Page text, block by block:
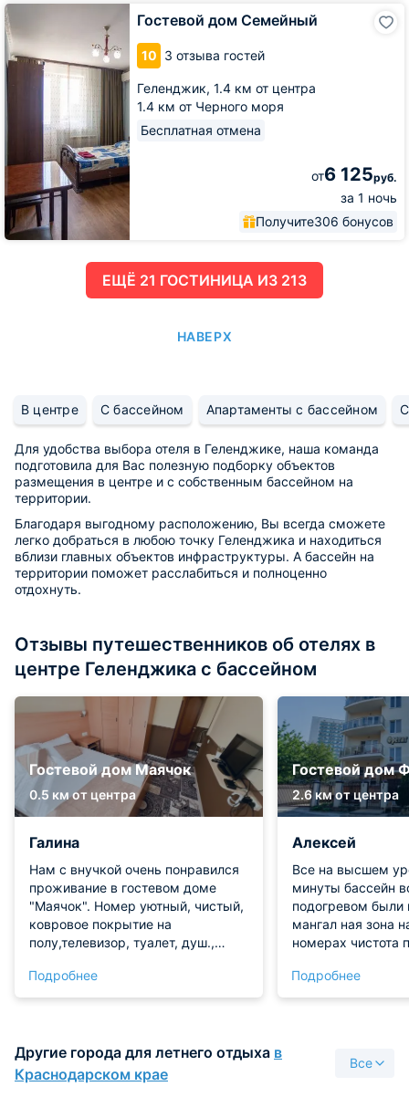
Гостевой дом Семейный
10 3 отзыва гостей
Геленджик, 1.4 км от центра
1.4 км от Черного моря
Бесплатная отмена
от6 125руб.
за 1 ночь
Получите306 бонусов
Гостевой
дом
Семейный
ЕЩË 21 ГОСТИНИЦА ИЗ 213
НАВЕРХ
В центре С бассейном Апартаменты с бассейном
Для удобства выбора отеля в Геленджике, наша команда
подготовила для Вас полезную подборку объектов
размещения в центре и с собственным бассейном на
территории.
Благодаря выгодному расположению, Вы всегда сможете
легко добраться в любою точку Геленджика и находиться
вблизи главных объектов инфраструктуры. А бассейн на
территории поможет расслабиться и полноценно
отдохнуть.
Отзывы путешественников об отелях в
центре Геленджика с бассейном
Гостевой дом Маячок
0.5 км от центра
Галина
Нам с внучкой очень понравился
проживание в гостевом доме
"Маячок". Номер уютный, чистый,
ковровое покрытие на
полу,телевизор, туалет, душ.,
Территория небольшая, но есть
кухня, бассейн. .До моря 15
очень доброжелательные и
приветливые, все показали,
разъяснили, помогали.
Подробнее
Гостевой дом
2.6 км от центра
Алексей
Все на высшем
минуты бассейн во дворе с
подогревом были
мангал ная зона
номерах чистота
красивый все
высоте хозяйка
Подробнее
Другие города для летнего отдыха в
Краснодарском крае
Все